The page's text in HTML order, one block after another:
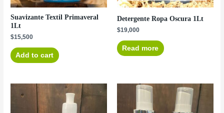
Suavizante Textil Primaveral
1Lt
$15,500
Add to cart
Detergente Ropa Oscura 1Lt
$19,000
Read more